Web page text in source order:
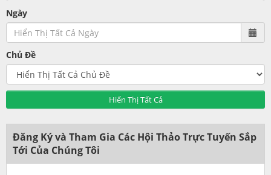
Ngày
Chủ Đề
Hiển Thị Tất Cả
Đăng Ký và Tham Gia Các Hội Thảo Trực Tuyến Sắp
Tới Của Chúng Tôi